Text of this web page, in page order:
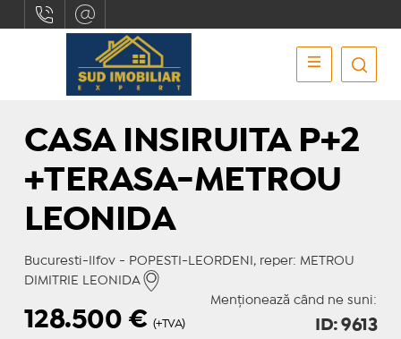
CASA INSIRUITA P+2
+TERASA-METROU
LEONIDA
Bucuresti-Ilfov - POPESTI-LEORDENI, reper: METROU
DIMITRIE LEONIDA
Menționează când ne suni:
128.500 € (+TVA) ID: 9613